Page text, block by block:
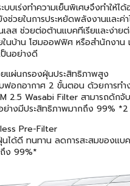
บเร่งทำความเย็นพิเศษจึงทำให้ได้
ช่วยในการประหยัดพลังงานและค่
ลส ช่วยต่อต้านแบคทีเรียและง่าย
ในบ้าน โฮมออฟฟิศ หรือสำนักงาน
ป็นอย่างดี
แผ่นกรองฝุ่นประสิทธิภาพสูง
ฟอกอากาศ 2 ขั้นตอน ด้วยการทำ
2.5 Wasabi Filter สามารถดัก
ย่างมีประสิทธิภาพมากถึง 99% *2
Pre-Filter
ได้ดี ทนทาน ลดการสะสมของแบ
ถึง 99%*